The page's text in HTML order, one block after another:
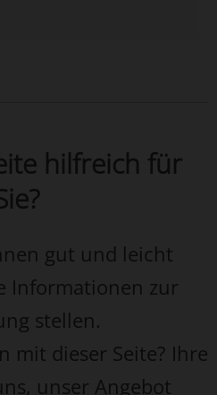
hilfreich für
gut und leicht
Informationen zur
stellen.
mit dieser Seite? Ihre
unser Angebot